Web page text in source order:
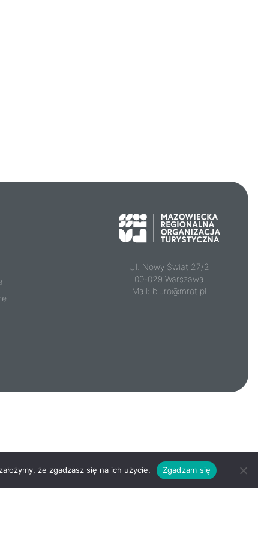
Ul. Nowy Świat 27/2
00-029 Warszawa
Mail: biuro@mrot.pl
że zgadzasz się na ich użycie. Zgadzam się